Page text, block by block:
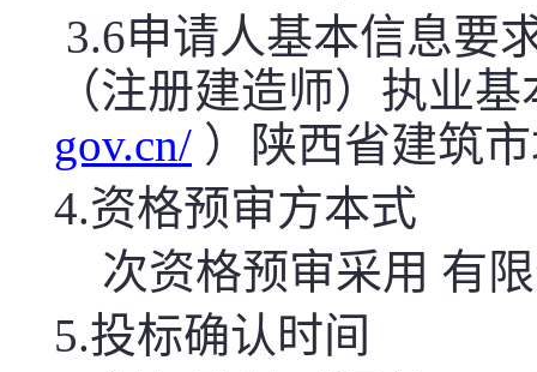
3.6申请人基本信息要
（注册建造师）执业
gov.cn/ ）陕西省建筑
4.资格预审方本式
次资格预审采用 有
5.投标确认时间